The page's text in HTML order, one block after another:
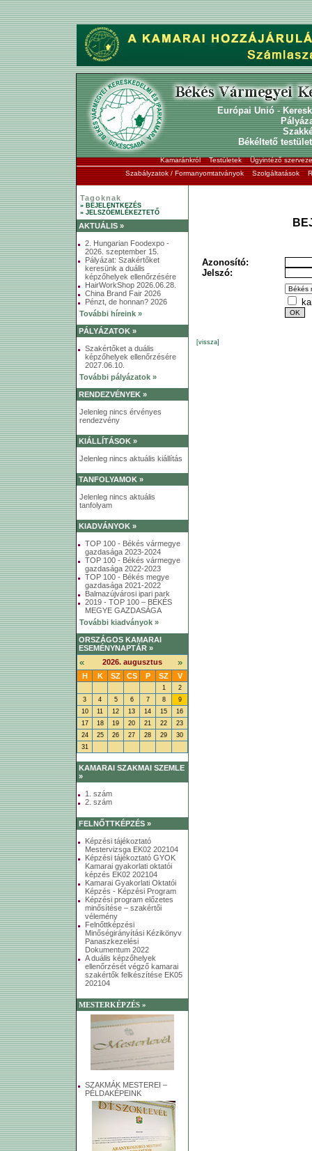
Európai Unió-
Békéltető testület
Kamaránkról Testületek
Ügyintéző
Szabályzatok / Formanyomtatványok
Szolgáltatások
Tagoknak
» BEJELENTKEZÉS
» JELSZÓEMLÉKEZTETŐ
AKTUÁLIS »
2. Hungarian Foodexpo -
2026. szeptember 15.
Pályázat: Szakértőket
keresünk a duális
képzőhelyek ellenőrzésére
HairWorkShop 2026.06.28.
China Brand Fair 2026
Pénzt, de honnan? 2026
További híreink »
PÁLYÁZATOK »
Szakértőket a duális
képzőhelyek ellenőrzésére
2027.06.10.
További pályázatok »
RENDEZVÉNYEK »
Jelenleg nincs érvényes
rendezvény
KIÁLLÍTÁSOK »
Jelenleg nincs aktuális kiállítás
TANFOLYAMOK »
Jelenleg nincs aktuális
tanfolyam
KIADVÁNYOK »
TOP 100 - Békés vármegye
gazdasága 2023-2024
TOP 100 - Békés vármegye
gazdasága 2022-2023
TOP 100 - Békés megye
gazdasága 2021-2022
Balmazújvárosi ipari park
2019 - TOP 100 – BÉKÉS
MEGYE GAZDASÁGA
További kiadványok »
ORSZÁGOS KAMARAI
ESEMÉNYNAPTÁR »
« 2026. augusztus »
H K SZ CS P SZ V
1
2
3
4 5 6 7 8
9
10
11 12 13 14 15
16
17
18 19 20 21 22
23
24
25 26 27 28 29
30
31
KAMARAI SZAKMAI SZEMLE
»
1. szám
2. szám
FELNŐTTKÉPZÉS »
Képzési tájékoztató
Mestervizsga EK02 202104
Képzési tájékoztató GYOK
Kamarai gyakorlati oktatói
képzés EK02 202104
Kamarai Gyakorlati Oktatói
Képzés - Képzési Program
Képzési program előzetes
minősítése – szakértői
vélemény
Felnőttképzési
Minőségirányítási Kézikönyv
Panaszkezelési
Dokumentum 2022
A duális képzőhelyek
ellenőrzését végző kamarai
szakértők felkészítése EK05
202104
MESTERKÉPZÉS »
SZAKMÁK MESTEREI –
PÉLDAKÉPEINK
Azonosító:
Jelszó:
[vissza]